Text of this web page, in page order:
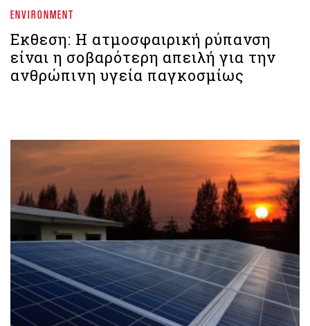
ENVIRONMENT
Εκθεση: Η ατμοσφαιρική ρύπανση
είναι η σοβαρότερη απειλή για την
ανθρώπινη υγεία παγκοσμίως